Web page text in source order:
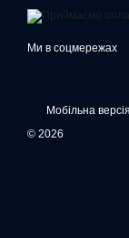
Ми в соцмережах
Мобільна версія
© 2026